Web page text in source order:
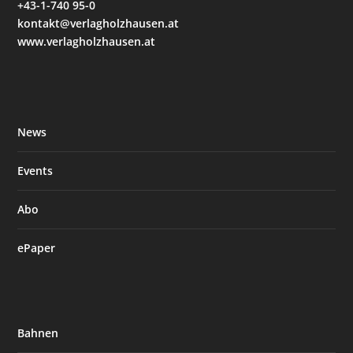
+43-1-740 95-0
kontakt@verlagholzhausen.at
www.verlagholzhausen.at
News
Events
Abo
ePaper
Bahnen